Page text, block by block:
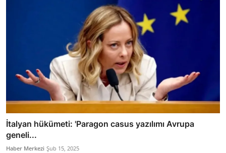
İtalyan hükümeti: 'Paragon casus yazılımı Avrupa
geneli...
Haber Merkezi Şub 15, 2025